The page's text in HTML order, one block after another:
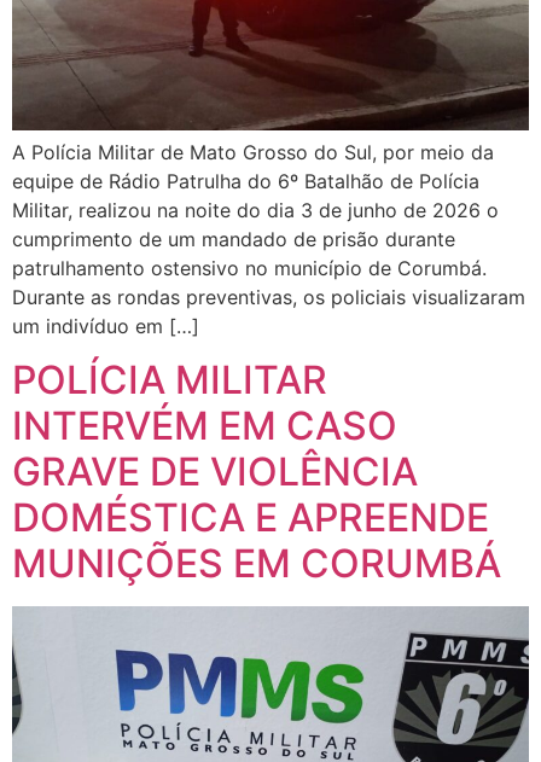
A Polícia Militar de Mato Grosso do Sul, por meio da
equipe de Rádio Patrulha do 6º Batalhão de Polícia
Militar, realizou na noite do dia 3 de junho de 2026 o
cumprimento de um mandado de prisão durante
patrulhamento ostensivo no município de Corumbá.
Durante as rondas preventivas, os policiais visualizaram
um indivíduo em […]
POLÍCIA MILITAR
INTERVÉM EM CASO
GRAVE DE VIOLÊNCIA
DOMÉSTICA E APREENDE
MUNIÇÕES EM CORUMBÁ